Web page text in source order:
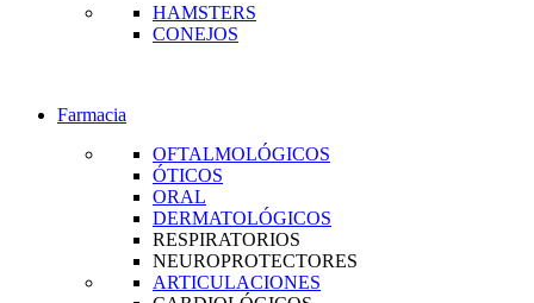
HAMSTERS
CONEJOS
Farmacia
OFTALMOLÓGICOS
ÓTICOS
ORAL
DERMATOLÓGICOS
RESPIRATORIOS
NEUROPROTECTORES
ARTICULACIONES